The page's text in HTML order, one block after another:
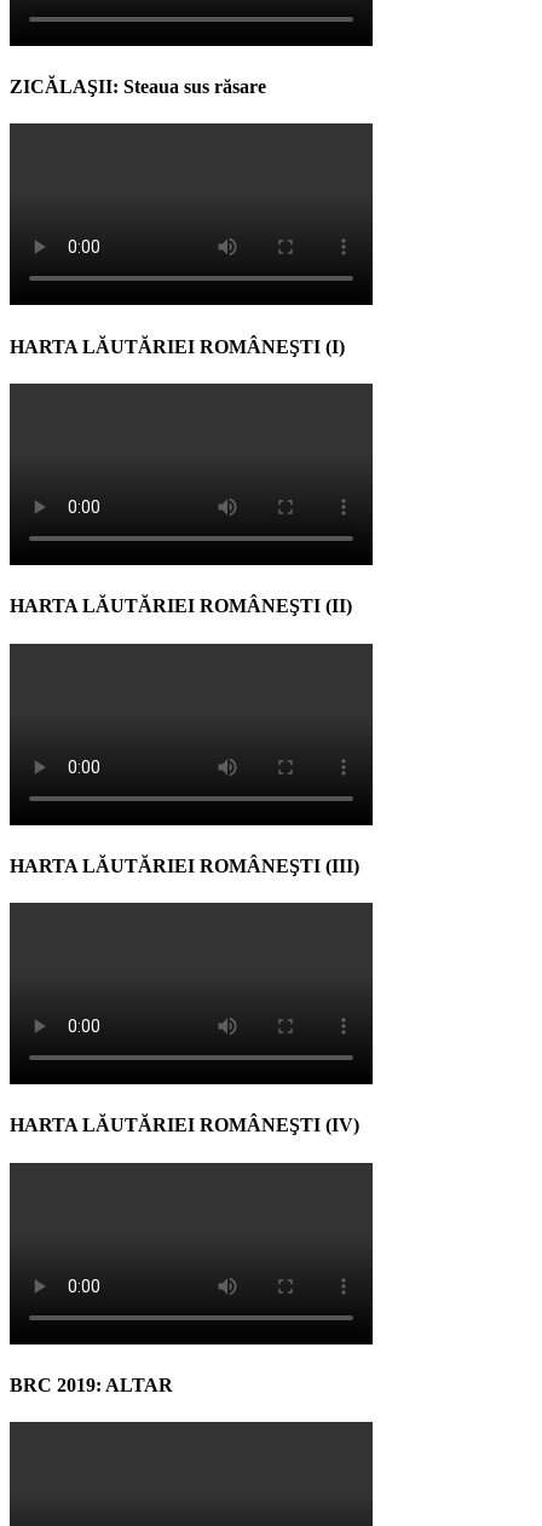
ZICĂLAŞII: Steaua sus răsare
HARTA LĂUTĂRIEI ROMÂNEŞTI (I)
HARTA LĂUTĂRIEI ROMÂNEŞTI (II)
HARTA LĂUTĂRIEI ROMÂNEŞTI (III)
HARTA LĂUTĂRIEI ROMÂNEŞTI (IV)
BRC 2019: ALTAR